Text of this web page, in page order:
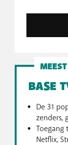
BASE
De 31
zenders,
Toegang
Netflix,